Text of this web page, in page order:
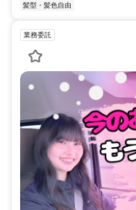
髪型・髪色自由
業務委託